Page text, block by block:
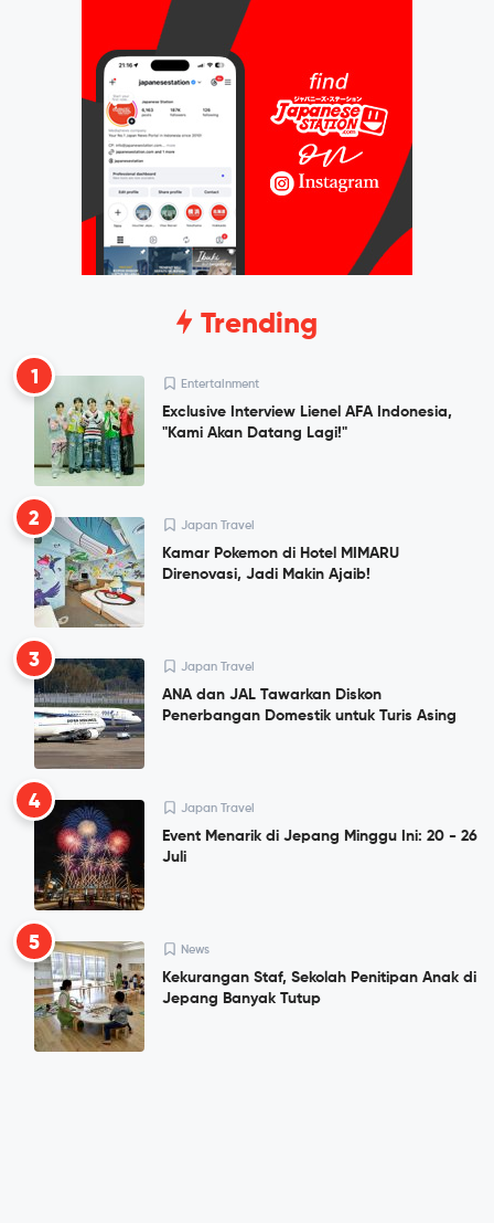
Trending
1 Entertainment
Exclusive Interview Lienel AFA Indonesia,
"Kami Akan Datang Lagi!"
2 Japan Travel
Kamar Pokemon di Hotel MIMARU
Direnovasi, Jadi Makin Ajaib!
3 Japan Travel
ANA dan JAL Tawarkan Diskon
Penerbangan Domestik untuk Turis Asing
4 Japan Travel
Event Menarik di Jepang Minggu Ini: 20 - 26
Juli
5 News
Kekurangan Staf, Sekolah Penitipan Anak di
Jepang Banyak Tutup